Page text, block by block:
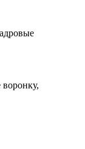
воронку,